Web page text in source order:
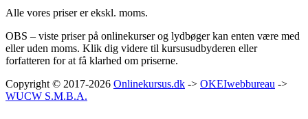
Alle vores priser er ekskl. moms.
OBS – viste priser på onlinekurser og lydbøger kan enten være med
eller uden moms. Klik dig videre til kursusudbyderen eller
forfatteren for at få klarhed om priserne.
Copyright © 2017-2026 Onlinekursus.dk -> OKEIwebbureau ->
WUCW S.M.B.A.